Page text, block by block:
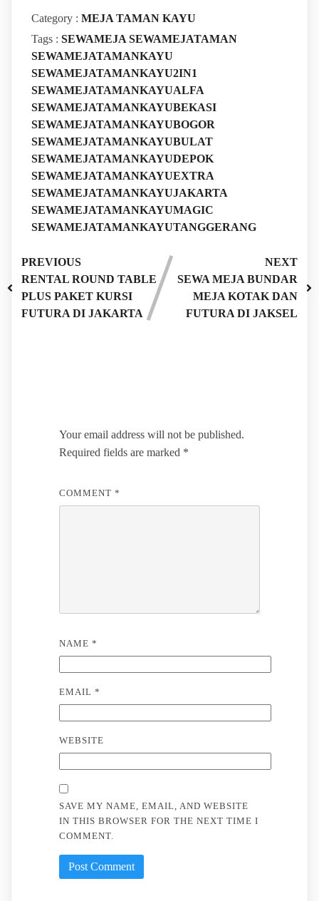
Category : MEJA TAMAN KAYU
Tags : SEWAMEJA SEWAMEJATAMAN
SEWAMEJATAMANKAYU
SEWAMEJATAMANKAYU2IN1
SEWAMEJATAMANKAYUALFA
SEWAMEJATAMANKAYUBEKASI
SEWAMEJATAMANKAYUBOGOR
SEWAMEJATAMANKAYUBULAT
SEWAMEJATAMANKAYUDEPOK
SEWAMEJATAMANKAYUEXTRA
SEWAMEJATAMANKAYUJAKARTA
SEWAMEJATAMANKAYUMAGIC
SEWAMEJATAMANKAYUTANGGERANG
PREVIOUS
RENTAL ROUND TABLE
PLUS PAKET KURSI
FUTURA DI JAKARTA
NEXT
SEWA MEJA BUNDAR
MEJA KOTAK DAN
FUTURA DI JAKSEL
Your email address will not be published.
Required fields are marked *
COMMENT *
NAME *
EMAIL *
WEBSITE
SAVE MY NAME, EMAIL, AND WEBSITE
IN THIS BROWSER FOR THE NEXT TIME I
COMMENT.